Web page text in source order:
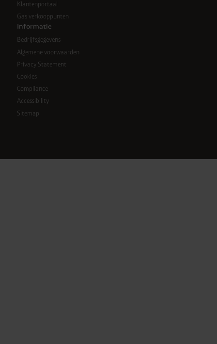
Klantenportaal
Gas verkooppunten
Informatie
Bedrijfsgegevens
Algemene voorwaarden
Privacy Statement
Cookies
Compliance
Accessibility
Sitemap